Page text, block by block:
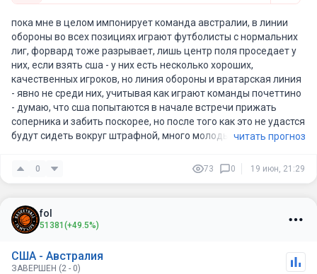
Итог: победа США
пока мне в целом импонирует команда австралии, в линии
обороны во всех позициях играют футболисты с нормальних
лиг, форвард тоже разрывает, лишь центр поля проседает у
них, если взять сша - у них есть несколько хороших,
качественных игроков, но линия обороны и вратарская линия
- явно не среди них, учитывая как играют команды почеттино
- думаю, что сша попытаются в начале встречи прижать
соперника и забить поскорее, но после того как это не удастся
будут сидеть вокруг штрафной, много молодых игроков,
результате 1 мяч точно влетит, а вот будет ли больше совсем
читать прогноз
0 73 0 19 июн, 21:29
fol
51381 (+49.5%)
США - Австралия
ЗАВЕРШЕН (2 - 0)